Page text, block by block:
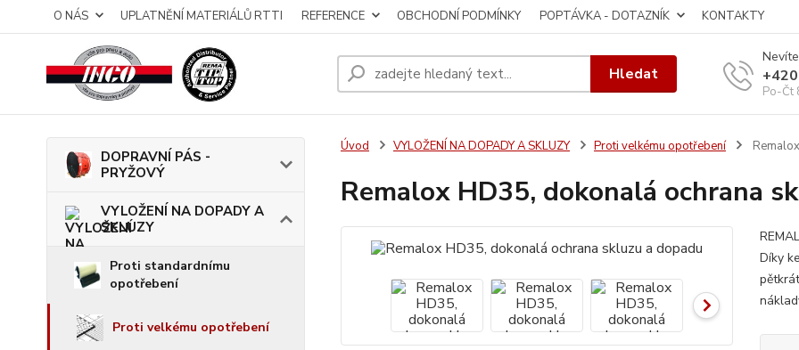
O NÁS UPLATNĚNÍ MATERIÁLŮ RTTI REFERENCE OBCHODNÍ PODMÍNKY POPTÁVKA - DOTAZNÍK KONTAKTY
Hledat
Po-Čt
DOPRAVNÍ PÁS -
PRYŽOVÝ
VYLOŽENÍ NA DOPADY A
SKLUZY
Proti standardnímu
opotřebení
Proti velkému opotřebení
Úvod VYLOŽENÍ NA DOPADY A SKLUZY Proti velkému opotřebení
Remalox HD35, dokonalá ochrana
Díky